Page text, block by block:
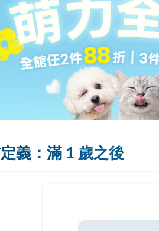
義：滿 1 歲之後